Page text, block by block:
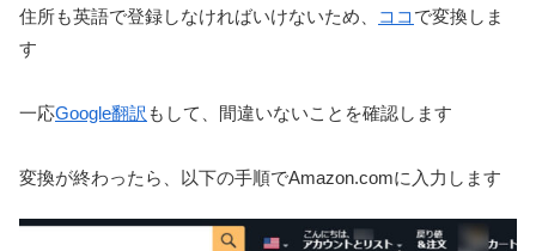
住所も英語で登録しなければいけないため、 ココ で変換しま
す
一応Google翻訳 もして、間違いないことを確認します
変換が終わったら、以下の手順でAmazon.comに入力します